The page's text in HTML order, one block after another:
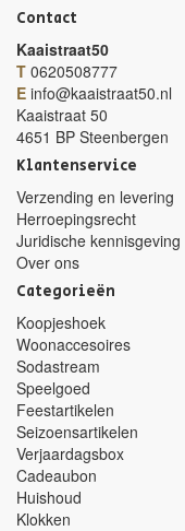
Contact
Kaaistraat50
T 0620508777
E info@kaaistraat50.nl
Kaaistraat 50
4651 BP Steenbergen
Klantenservice
Verzending en levering
Herroepingsrecht
Juridische kennisgeving
Over ons
Categorieën
Koopjeshoek
Woonaccesoires
Sodastream
Speelgoed
Feestartikelen
Seizoensartikelen
Verjaardagsbox
Cadeaubon
Huishoud
Klokken